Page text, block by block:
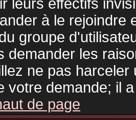
leurs effectifs
à le rejoindre
groupe
demander les
ne pas
votre demande; il
de page